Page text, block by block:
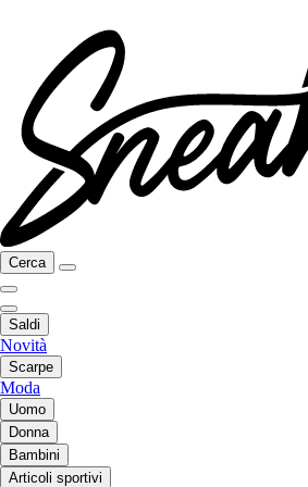
Cerca
Saldi
Novità
Scarpe
Moda
Uomo
Donna
Bambini
Articoli sportivi